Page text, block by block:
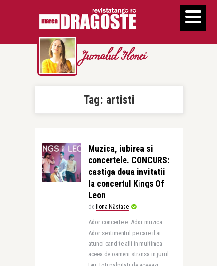
Jurnalul Ilonei
Tag: artisti
Muzica, iubirea si
concertele. CONCURS:
castiga doua invitatii
la concertul Kings Of
Leon
de Ilona Năstase
Ador concertele. Ador muzica.
Ador sentimentul pe care il ai
atunci cand te afli in multimea
aceea de oameni stransa in jurul